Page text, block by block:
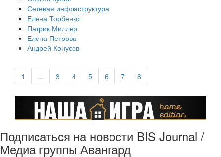
Сетевая инфраструктура
Елена Торбенко
Патрик Миллер
Елена Петрова
Андрей Конусов
1 ... 3 4 5 6 7 8
Подписаться на новости BIS Journal /
Медиа группы Авангард